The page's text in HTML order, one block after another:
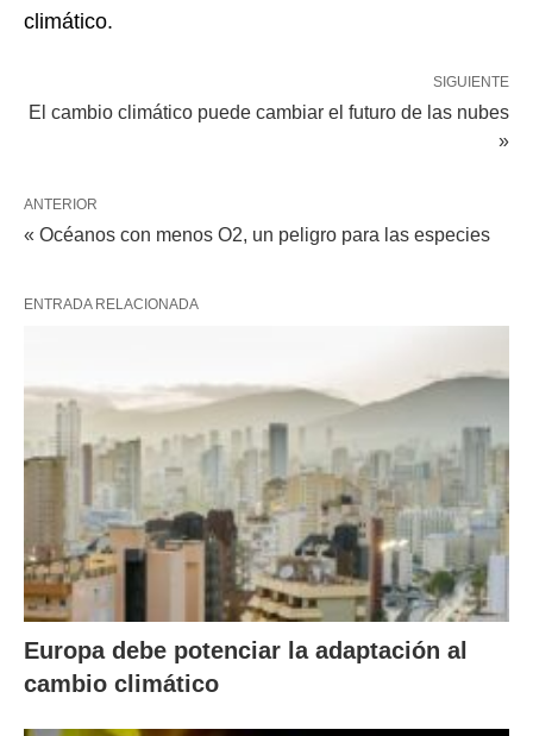
climático.
SIGUIENTE
El cambio climático puede cambiar el futuro de las nubes
»
ANTERIOR
« Océanos con menos O2, un peligro para las especies
ENTRADA RELACIONADA
Europa debe potenciar la adaptación al
cambio climático